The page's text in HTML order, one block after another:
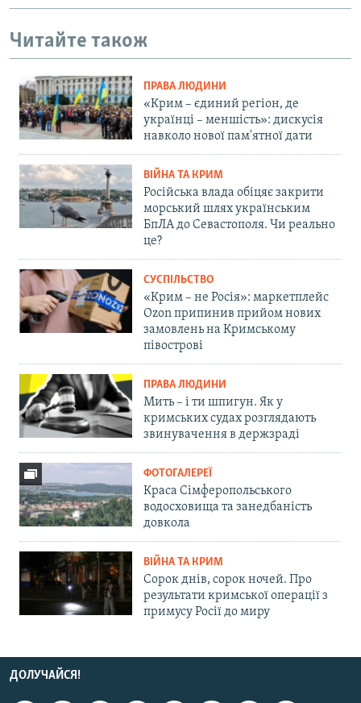
Читайте також
ПРАВА ЛЮДИНИ
«Крим – єдиний регіон, де
українці – меншість»: дискусія
навколо нової пам'ятної дати
ВІЙНА ТА КРИМ
Російська влада обіцяє закрити
морський шлях українським
БпЛА до Севастополя. Чи реально
це?
СУСПІЛЬСТВО
«Крим – не Росія»: маркетплейс
Ozon припинив прийом нових
замовлень на Кримському
півострові
ПРАВА ЛЮДИНИ
Мить – і ти шпигун. Як у
кримських судах розглядають
звинувачення в держзраді
ФОТОГАЛЕРЕЇ
Краса Сімферопольського
водосховища та занедбаність
довкола
ВІЙНА ТА КРИМ
Сорок днів, сорок ночей. Про
результати кримської операції з
примусу Росії до миру
ДОЛУЧАЙСЯ!